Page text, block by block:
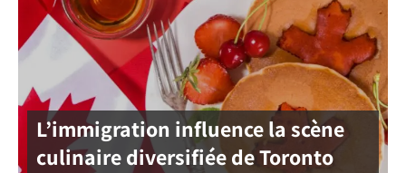
L’immigration influence la scène
culinaire diversifiée de Toronto